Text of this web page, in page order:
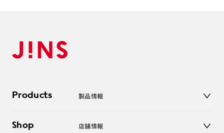
Products 製品情報
サングラス
Shop 店舗情報